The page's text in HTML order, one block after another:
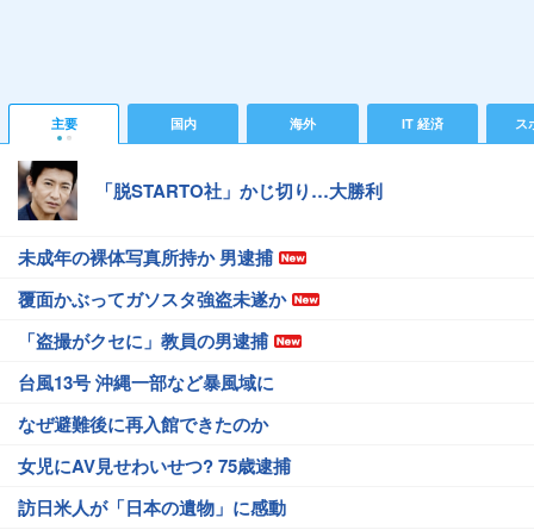
主要 国内 海外 IT 経済 ス
「脱STARTO社」かじ切り…大勝利
未成年の裸体写真所持か 男逮捕
覆面かぶってガソスタ強盗未遂か
「盗撮がクセに」教員の男逮捕
台風13号 沖縄一部など暴風域に
なぜ避難後に再入館できたのか
女児にAV見せわいせつ? 75歳逮捕
訪日米人が「日本の遺物」に感動